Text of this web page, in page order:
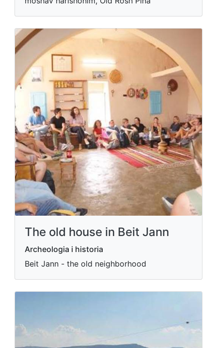
The old house in Beit Jann
Archeologia i historia
Beit Jann - the old neighborhood